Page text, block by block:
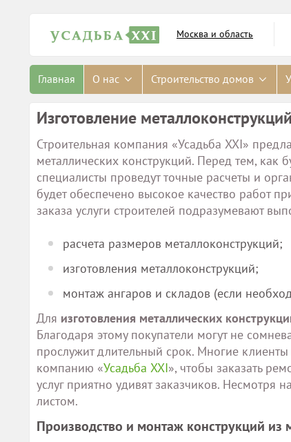
Москва и область
Главная О нас Строительство домов
Изготовление металлоконструкций
Строительная компания «Усадьба XXI»
металлических конструкций. Перед тем, как
специалисты проведут точные расчеты и
будет обеспечено высокое качество работ
заказа услуги строителей подразумевают
расчета размеров металлоконструкций;
изготовления металлоконструкций;
монтаж ангаров и складов (если
Для изготовления металлических
Благодаря этому покупатели могут не
прослужит длительный срок. Многие
компанию «Усадьба XXI», чтобы заказать
услуг приятно удивят заказчиков. Несмотря
листом.
Производство и монтаж конструкций из